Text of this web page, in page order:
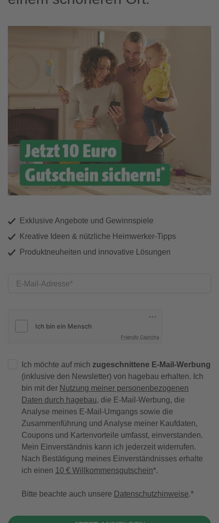
Exklusive Angebote und Gewinnspiele
Kreative Ideen & nützliche Heimwerker-Tipps
Produktneuheiten und innovative Lösungen
E-Mail-Adresse
Friendly Captcha
Ich möchte auf mich zugeschnittene E-Mail-Werbung
(inklusive den Newsletter) von hagebau erhalten. Ich
bin mit der Nutzung meiner personenbezogenen
Daten durch hagebau, die E-Mail-Werbung, die
Analyse meines E-Mail-Umgangs sowie die
Zusammenführung und Analyse meiner Kaufdaten,
Coupons und Kartenvorteile umfasst, einverstanden.
Mein Einverständnis kann ich jederzeit widerrufen.
Nach Bestätigung meines Einverständnisses erhalte
ich einen 10 € Willkommensgutschein*.
Bitte beachte auch unsere Datenschutzhinweise.